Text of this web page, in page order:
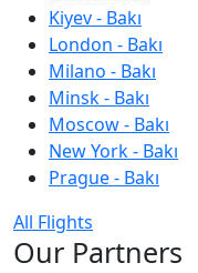
Kiyev - Bakı
London - Bakı
Milano - Bakı
Minsk - Bakı
Moscow - Bakı
New York - Bakı
Prague - Bakı
All Flights
Our Partners